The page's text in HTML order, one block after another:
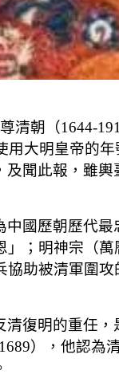
朝（1644-
大明皇帝的
聞此報，雖
國歷朝歷代
；明神宗（
助被清軍圍
復明的重任
），他認